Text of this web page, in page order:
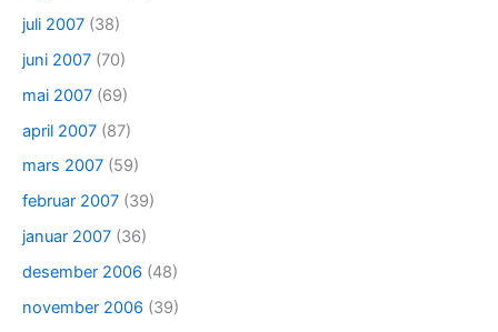
juli 2007 (38)
juni 2007 (70)
mai 2007 (69)
april 2007 (87)
mars 2007 (59)
februar 2007 (39)
januar 2007 (36)
desember 2006 (48)
november 2006 (39)